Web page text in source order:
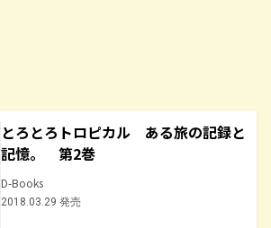
とろとろトロピカル ある旅の記録と
記憶。 第2巻
D-Books
2018.03.29 発売